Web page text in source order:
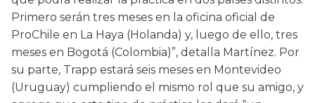
Primero serán tres meses en la oficina oficial de
ProChile en La Haya (Holanda) y, luego de ello, tres
meses en Bogotá (Colombia)”, detalla Martínez. Por
su parte, Trapp estará seis meses en Montevideo
(Uruguay) cumpliendo el mismo rol que su amigo, y